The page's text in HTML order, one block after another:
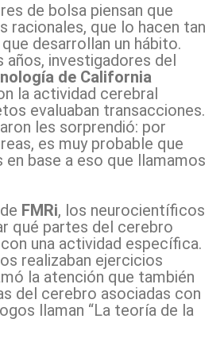
de bolsa piensan que
racionales, que lo hacen tan
desarrollan un hábito.
investigadores del
de California
la actividad cerebral
evaluaban transacciones.
les sorprendió: por
es muy probable que
en base a eso que llamamos
FMRi, los neurocientíficos
qué partes del cerebro
una actividad específica.
realizaban ejercicios
la atención que también
del cerebro asociadas con
llaman “La teoría de la